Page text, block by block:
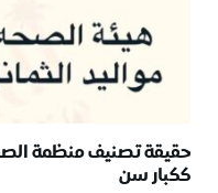
حقيقة تصنيف منظمة
ككبار سن